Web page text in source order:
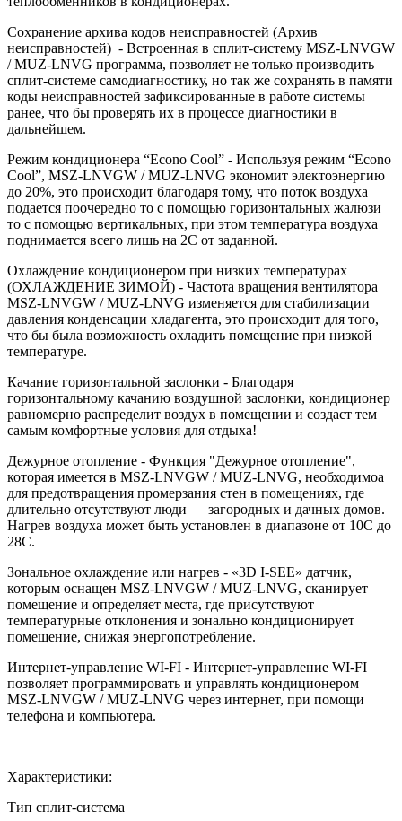
Сохранение архива кодов неисправностей (Архив
неисправностей) - Встроенная в сплит-систему MSZ-LNVGW
/ MUZ-LNVG программа, позволяет не только производить
сплит-системе самодиагностику, но так же сохранять в памяти
коды неисправностей зафиксированные в работе системы
ранее, что бы проверять их в процессе диагностики в
дальнейшем.
Режим кондиционера “Econo Cool” - Используя режим “Econo
Cool”, MSZ-LNVGW / MUZ-LNVG экономит электоэнергию
до 20%, это происходит благодаря тому, что поток воздуха
подается поочередно то с помощью горизонтальных жалюзи
то с помощью вертикальных, при этом температура воздуха
поднимается всего лишь на 2С от заданной.
Охлаждение кондиционером при низких температурах
(ОХЛАЖДЕНИЕ ЗИМОЙ) - Частота вращения вентилятора
MSZ-LNVGW / MUZ-LNVG изменяется для стабилизации
давления конденсации хладагента, это происходит для того,
что бы была возможность охладить помещение при низкой
температуре.
Качание горизонтальной заслонки - Благодаря
горизонтальному качанию воздушной заслонки, кондиционер
равномерно распределит воздух в помещении и создаст тем
самым комфортные условия для отдыха!
Дежурное отопление - Функция "Дежурное отопление",
которая имеется в MSZ-LNVGW / MUZ-LNVG, необходимоа
для предотвращения промерзания стен в помещениях, где
длительно отсутствуют люди — загородных и дачных домов.
Нагрев воздуха может быть установлен в диапазоне от 10С до
28С.
Зональное охлаждение или нагрев - «3D I-SEE» датчик,
которым оснащен MSZ-LNVGW / MUZ-LNVG, сканирует
помещение и определяет места, где присутствуют
температурные отклонения и зонально кондиционирует
помещение, снижая энергопотребление.
Интернет-управление WI-FI - Интернет-управление WI-FI
позволяет программировать и управлять кондиционером
MSZ-LNVGW / MUZ-LNVG через интернет, при помощи
телефона и компьютера.
Характеристики:
Тип сплит-система